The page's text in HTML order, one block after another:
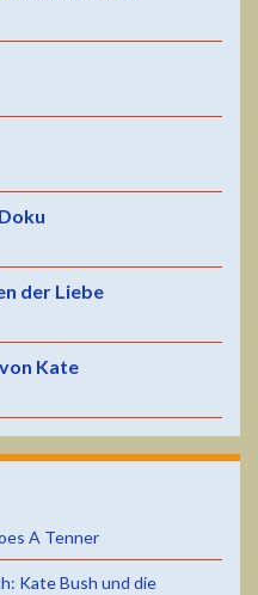
der Liebe
Kate
A Tenner
Kate Bush und die